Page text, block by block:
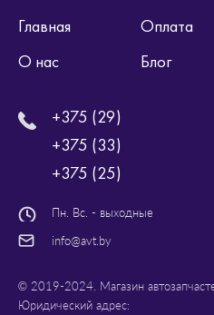
Главная Оплата
О нас
Блог
+375 (29)
+375 (33)
+375 (25)
Пн. Вс. - выходные
info@avt.by
© 2019-2024. Магазин
Юридический адрес: